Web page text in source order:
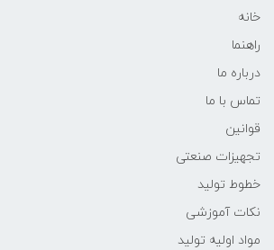
خانه
راهنما
درباره ما
تماس با ما
قوانین
تجهیزات صنعتی
خطوط تولید
نکات آموزشی
مواد اولیه تولید